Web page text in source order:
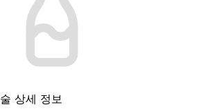
술 상세 정보